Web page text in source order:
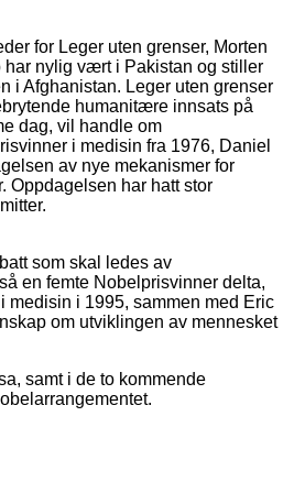
for Leger uten grenser, Morten
har nylig vært i Pakistan og stiller
i Afghanistan. Leger uten grenser
humanitære innsats på
dag, vil handle om
i medisin fra 1976, Daniel
av nye mekanismer for
Oppdagelsen har hatt stor
som skal ledes av
en femte Nobelprisvinner delta,
medisin i 1995, sammen med Eric
om utviklingen av mennesket
samt i de to kommende